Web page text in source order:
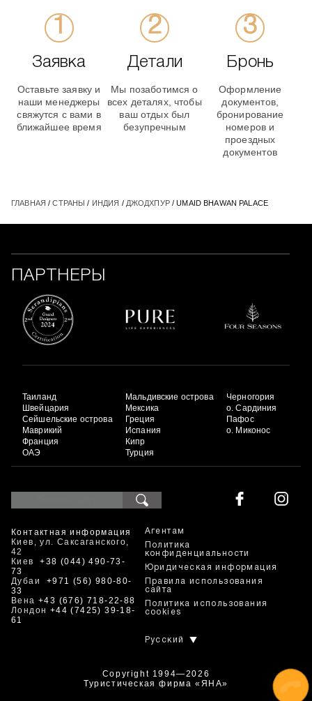
Заявка
Оставьте заявку и
наши менеджеры
свяжутся с вами в
ближайшее время
Детали
Мы позаботимся о
всех деталях, чтобы
ваш отдых был
безупречным
Бронь
Оформление
документов,
бронирование
номеров и
проездных
документов
ГЛАВНАЯ /СТРАНЫ / ИНДИЯ / ДЖОДХПУР/ UMAID BHAWAN PALACE
ПАРТНЕРЫ
Таиланд
Швейцария
Сейшельские острова
Маврикий
Франция
ОАЭ
Мальдивские острова
Мексика
Греция
Испания
Кипр
Турция
Черногория
о. Сардиния
Пафос
о. Миконос
Контактная информация
Киев, ул. Саксаганского,
42
Киев+38 (044) 490-73-
73
Дубаи +971 (56) 980-80-
33
Вена +43 (676) 718-22-88
Лондон +44 (7425) 39-18-
61
Агентам
Политика
конфиденциальности
Юридическая информация
Правила использования
сайта
Политика использования
cookies
Русский
Copyright 1994—2026
Туристическая фирма «ЯНА»